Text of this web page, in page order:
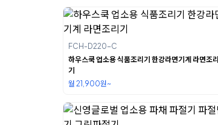
FCH-D220-C
하우스쿡 업소용 식품조리기 한강라면기계 라면조리
기
월 21,900원~